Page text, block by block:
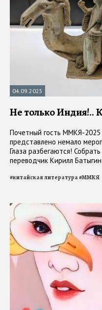
04.09.2025
Не только
Почетный гость ММКЯ-
представлено немало
Глаза разбегаются!
переводчик Кирилл Батыгин
#китайская литература#ММКЯ